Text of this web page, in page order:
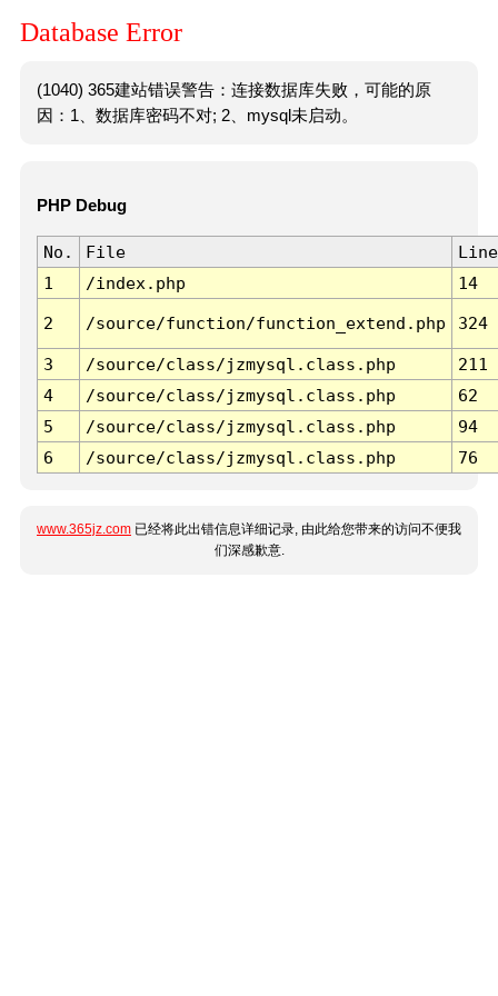
Database Error
(1040) 365建站错误警告：连接数据库失败，可能的原
因：1、数据库密码不对; 2、mysql未启动。
PHP Debug
No. File
Line
1
/index.php 14
2 /source/function/function_extend.php 324
3 /source/class/jzmysql.class.php
211
4
/source/class/jzmysql.class.php
62
5
/source/class/jzmysql.class.php
94
6
/source/class/jzmysql.class.php 76
www.365jz.com 已经将此出错信息详细记录, 由此给您带来的访问不便我
们深感歉意.